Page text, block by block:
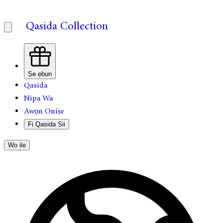
Qasida Collection
Ṣe ẹbun
Qasida
Nipa Wa
Awọn Oníṣe
Fi Qasida Sii
Wo ile